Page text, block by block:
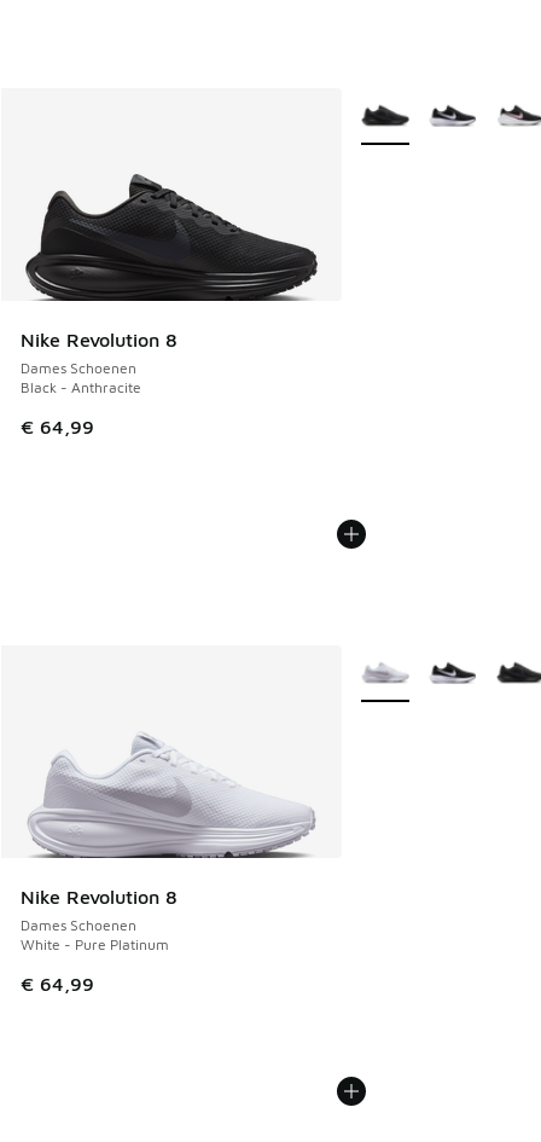
Nike Revolution 8
Dames Schoenen
Black - Anthracite
€ 64,99
Meer kleuren
Nike Revolution 8
Dames Schoenen
White - Pure Platinum
€ 64,99
Meer kleuren